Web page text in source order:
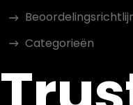
Categorieën